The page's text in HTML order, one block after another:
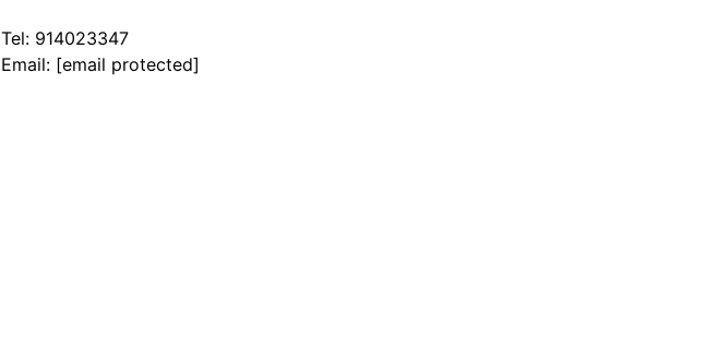
Tel: 914023347
Email: [email protected]